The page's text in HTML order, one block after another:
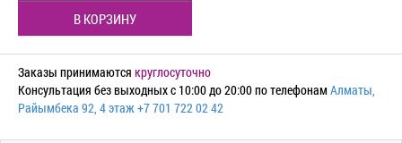
В КОРЗИНУ
Заказы принимаются круглосуточно
Консультация без выходных с 10:00 до 20:00 по телефонамАлматы,
Райымбека 92, 4 этаж+7 701 722 02 42